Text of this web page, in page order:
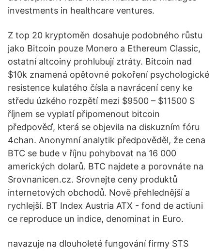
investments in healthcare ventures.
Z top 20 kryptoměn dosahuje podobného růstu
jako Bitcoin pouze Monero a Ethereum Classic,
ostatní altcoiny prohlubují ztráty. Bitcoin nad
$10k znamená opětovné pokoření psychologické
resistence kulatého čísla a navrácení ceny ke
středu úzkého rozpětí mezi $9500 – $11500 S
říjnem se vyplatí připomenout bitcoin
předpověď, která se objevila na diskuzním fóru
4chan. Anonymní analytik předpověděl, že cena
BTC se bude v říjnu pohybovat na 16 000
amerických dolarů. BTC najdete a porovnáte na
Srovnanicen.cz. Srovnejte ceny produktů
internetových obchodů. Nově přehlednější a
rychlejší. BT Index Austria ATX - fond de actiuni
ce reproduce un indice, denominat in Euro.
navazuje na dlouholeté fungování firmy STS